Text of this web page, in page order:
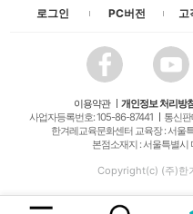
로그인 PC버전 고
이용약관 개인정보 처리방
사업자등록번호: 105-86-87441
통신
한겨레교육문화센터 교육장 : 서울
본점소재지 : 서울특별시
Copyright(c) (주)한